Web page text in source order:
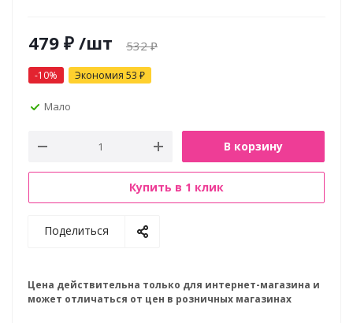
479 ₽ /шт 532₽
-10% Экономия 53 ₽
Мало
В корзину
Купить в 1 клик
Поделиться
Цена действительна только для интернет-магазина и
может отличаться от цен в розничных магазинах